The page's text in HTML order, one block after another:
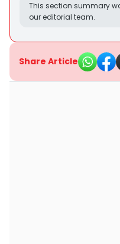
This section summary
our editorial team.
Share Article